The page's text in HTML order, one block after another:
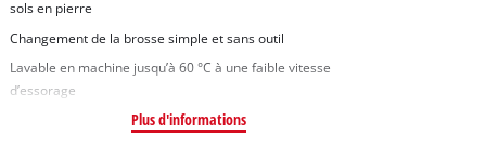
sols en pierre
Changement de la brosse simple et sans outil
Lavable en machine jusqu’à 60 °C à une faible vitesse
d’essorage
Plus d'informations